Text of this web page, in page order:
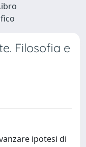
Filosofia e
ipotesi di